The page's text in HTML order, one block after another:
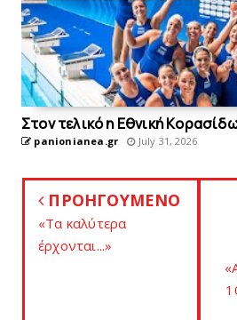
Στον τελικό η Eθνική
panionianea.gr July 31, 2026
ΠΡΟΗΓΟΥΜΕΝΟ
«Tα καλύτερα
έρχονται...»